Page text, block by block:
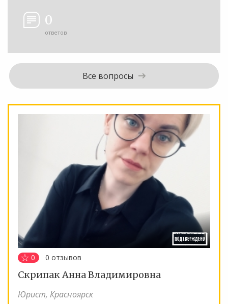
0
ответов
Все вопросы
0 0 отзывов
Скрипак Анна Владимировна
Юрист, Красноярск